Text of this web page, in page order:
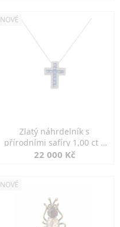
NOVÉ
Zlatý náhrdelník s
přírodními safíry 1,00 ct a
diamanty
22 000 Kč
NOVÉ